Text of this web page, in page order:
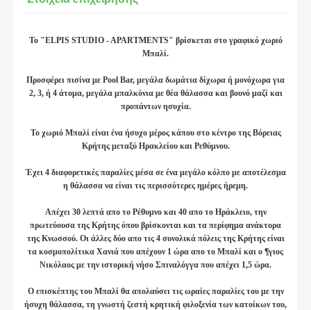
To "ELPIS STUDIO - APARTMENTS" βρίσκεται στο γραφικό χωριό
Μπαλί.
Προσφέρει πισίνα με Pool Bar, μεγάλα δωμάτια δίχωρα ή μονόχωρα για
2, 3, ή 4 άτομα, μεγάλα μπαλκόνια με θέα θάλασσα και βουνό μαζί και
προπάντων ησυχία.
Το χωριό Μπαλί είναι ένα ήσυχο μέρος κάπου στο κέντρο της Βόρειας
Κρήτης μεταξύ Ηρακλείου και Ρεθύμνου.
Έχει 4 διαφορετικές παραλίες μέσα σε ένα μεγάλο κόλπο με αποτέλεσμα
η θάλασσα να είναι τις περισσότερες ημέρες ήρεμη.
Απέχει 30 λεπτά απο το Ρέθυμνο και 40 απο το Ηράκλειο, την
πρωτεύουσα της Κρήτης όπου βρίσκονται και τα περίφημα ανάκτορα
της Κνωσσού. Οι άλλες δύο απο τις 4 συνολικά πόλεις της Κρήτης είναι
τα κοσμοπολίτικα Χανιά που απέχουν 1 ώρα απο το Μπαλί και ο ¶γιος
Νικόλαος με την ιστορική νήσο Σπιναλόγγα που απέχει 1,5 ώρα.
Ο επισκέπτης του Μπαλί θα απολαύσει τις ωραίες παραλίες του με την
ήσυχη θάλασσα, τη γνωστή ζεστή κρητική φιλοξενία των κατοίκων του,